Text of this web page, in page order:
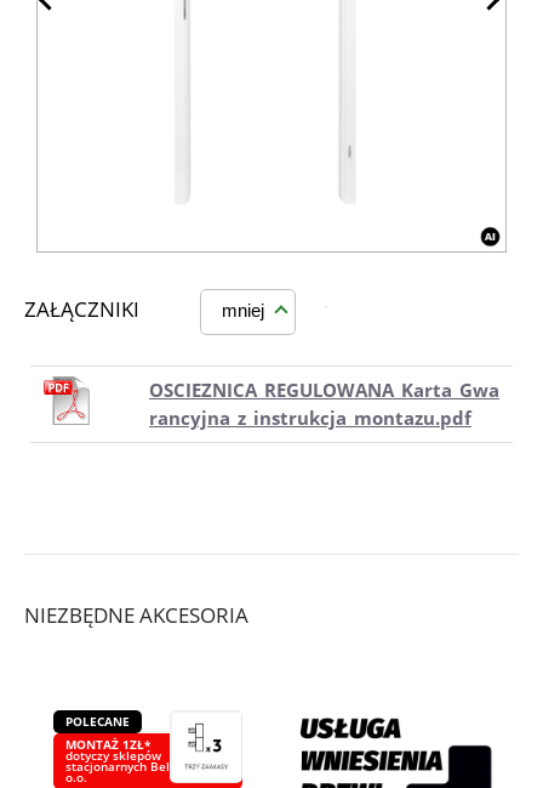
ZAŁĄCZNIKI mniej
OSCIEZNICA_REGULOWANA_Karta_Gwa
rancyjna_z_instrukcja_montazu.pdf
NIEZBĘDNE AKCESORIA
POLECANE
MONTAŻ 1ZŁ*
dotyczy sklepów
stacjonarnych Bel-Pol Sp. z
o.o.